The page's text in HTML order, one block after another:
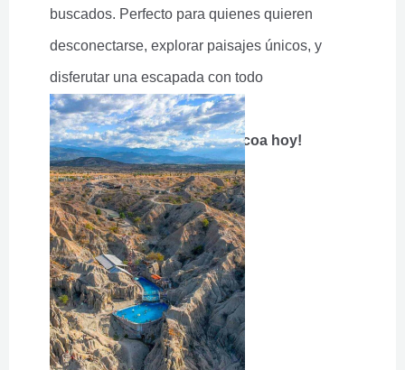
buscados. Perfecto para quienes quieren
desconectarse, explorar paisajes únicos, y
disferutar una escapada con todo
organizado al Huila.
¡Empieza tu aventura al Tatacoa hoy!